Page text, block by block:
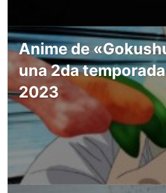
Anime de
una 2da
2023